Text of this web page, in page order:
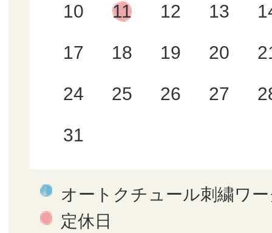
10 11 12 13
17 18 19 20
24 25 26 27
31
オートクチュール刺繍ワ
定休日